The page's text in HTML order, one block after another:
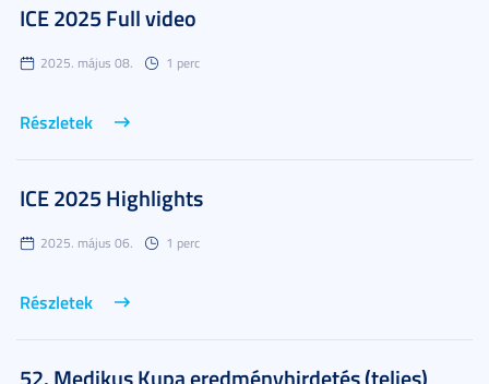
ICE 2025 Full video
2025. május 08. 1 perc
Részletek
ICE 2025 Highlights
2025. május 06. 1 perc
Részletek
52. Medikus Kupa eredményhirdetés (teljes)